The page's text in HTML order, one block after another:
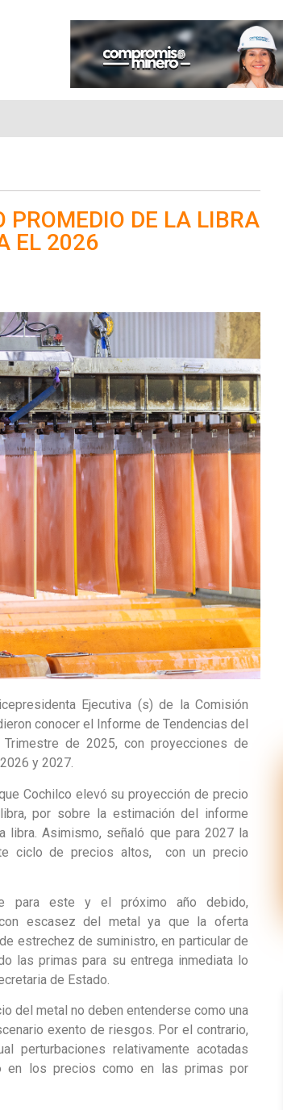
PROMEDIO DE LA LIBRA
EL 2026
Ejecutiva (s) de la Comisión
conocer el Informe de Tendencias del
de 2025, con proyecciones de
y 2027.
Cochilco elevó su proyección de precio
por sobre la estimación del informe
libra. Asimismo, señaló que para 2027 la
ciclo de precios altos, con un precio
para este y el próximo año debido,
escasez del metal ya que la oferta
estrechez de suministro, en particular de
las primas para su entrega inmediata lo
de Estado.
del metal no deben entenderse como una
exento de riesgos. Por el contrario,
perturbaciones relativamente acotadas
en los precios como en las primas por